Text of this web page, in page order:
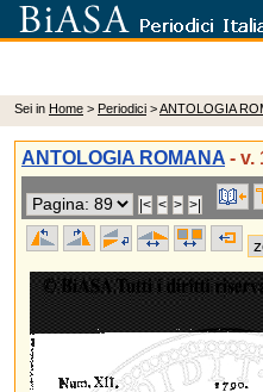
Sei in Home > Periodici >ANTOLOGIA
ANTOLOGIA ROMANA - v.